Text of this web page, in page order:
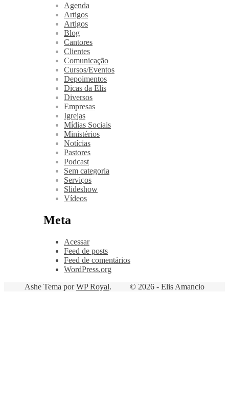
Agenda
Artigos
Artigos
Blog
Cantores
Clientes
Comunicação
Cursos/Eventos
Depoimentos
Dicas da Elis
Diversos
Empresas
Igrejas
Mídias Sociais
Ministérios
Notícias
Pastores
Podcast
Sem categoria
Serviços
Slideshow
Vídeos
Meta
Acessar
Feed de posts
Feed de comentários
WordPress.org
© 2026 - Elis Amancio
Ashe Tema porWP Royal.